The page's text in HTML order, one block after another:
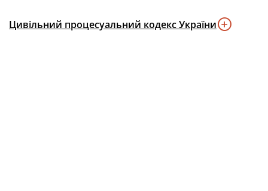
Цивільний процесуальний кодекс України